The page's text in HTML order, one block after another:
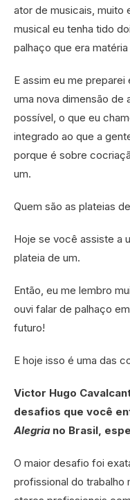
ator de musicais, muito
musical eu tenha tido
palhaço que era
E assim eu me
uma nova dimensão de
possível, o que eu
integrado ao que a
porque é sobre
um.
Quem são as plateias
Hoje se você assiste a
plateia de um.
Então, eu me lembro
ouvi falar de palhaço
futuro!
E hoje isso é uma das
Victor Hugo
desafios que você
Alegria no Brasil,
O maior desafio foi
profissional do trabalho